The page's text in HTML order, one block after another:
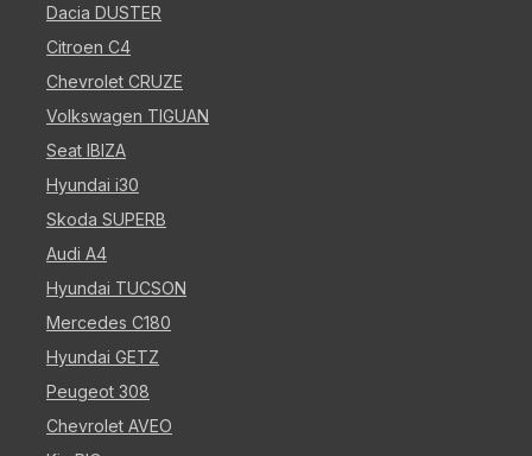
Dacia DUSTER
Citroen C4
Chevrolet CRUZE
Volkswagen TIGUAN
Seat IBIZA
Hyundai i30
Skoda SUPERB
Audi A4
Hyundai TUCSON
Mercedes C180
Hyundai GETZ
Peugeot 308
Chevrolet AVEO